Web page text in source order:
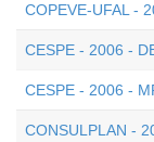
COPEVE-UFAL -
CESPE - 2006 -
CESPE - 2006 -
CONSULPLAN -